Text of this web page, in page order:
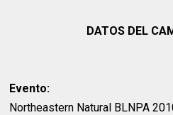
DATOS DEL
Evento:
Northeastern Natural BLNPA